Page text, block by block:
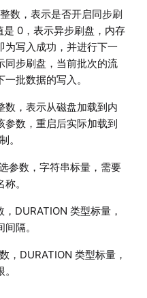
数，表示是否开启同步刷
0，表示异步刷盘，内存
为写入成功，并进行下一
同步刷盘，当前批次的流
批数据的写入。
，表示从磁盘加载到内
参数，重启后实际加载到
。
参数，字符串标量，需要
。
DURATION 类型标量，
隔。
，DURATION 类型标量，